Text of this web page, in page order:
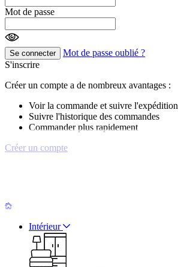
Mot de passe
Se connecter
Mot de passe oublié ?
S'inscrire
Créer un compte a de nombreux avantages :
Voir la commande et suivre l'expédition
Suivre l'historique des commandes
Commander plus rapidement
Créer un compte
Intérieur